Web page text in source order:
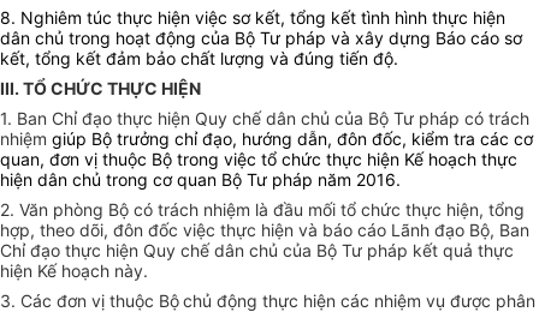
8. Nghiêm túc thực hiện việc sơ kết, tổng kết tình hình thực hiện
dân chủ trong hoạt động của Bộ Tư pháp và xây dựng Báo cáo sơ
kết, tổng kết đảm bảo chất lượng và đúng tiến độ.
III. TỔ CHỨC THỰC HIỆN
1. Ban Chỉ đạo thực hiện Quy chế dân chủ của Bộ Tư pháp có trách
nhiệm giúp Bộ trưởng chỉ đạo, hướng dẫn, đôn đốc, kiểm tra các cơ
quan, đơn vị thuộc Bộ trong việc tổ chức thực hiện Kế hoạch thực
hiện dân chủ trong cơ quan Bộ Tư pháp năm 2016.
2. Văn phòng Bộ có trách nhiệm là đầu mối tổ chức thực hiện, tổng
hợp, theo dõi, đôn đốc việc thực hiện và báo cáo Lãnh đạo Bộ, Ban
Chỉ đạo thực hiện Quy chế dân chủ của Bộ Tư pháp kết quả thực
hiện Kế hoạch này.
3. Các đơn vị thuộc Bộchủ động thực hiện các nhiệm vụ được phân